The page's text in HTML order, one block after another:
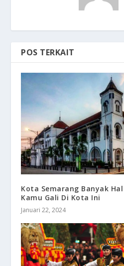
POS TERKAIT
Kota Semarang Banyak
Kamu Gali Di Kota Ini
Januari 22, 2024